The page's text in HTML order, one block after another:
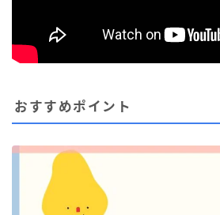
おすすめポイント